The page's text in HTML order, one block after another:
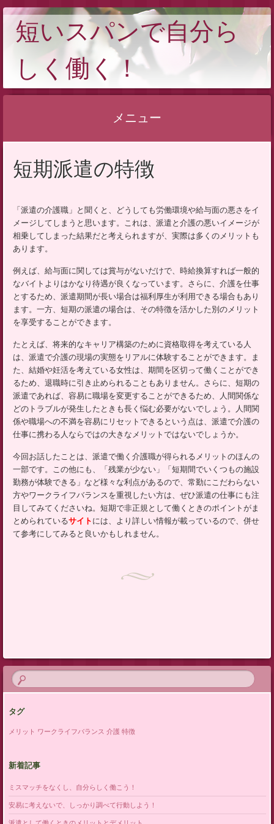
短いスパンで自分ら
しく働く！
メニュー
ン
へ
ス
ッ
プ
短期派遣の特徴
「派遣の介護職」と聞くと、どうしても労働環境や給与面の悪さをイ
メージしてしまうと思います。これは、派遣と介護の悪いイメージが
相乗してしまった結果だと考えられますが、実際は多くのメリットも
あります。
例えば、給与面に関しては賞与がないだけで、時給換算すれば一般的
なバイトよりはかなり待遇が良くなっています。さらに、介護を仕事
とするため、派遣期間が長い場合は福利厚生が利用できる場合もあり
ます。一方、短期の派遣の場合は、その特徴を活かした別のメリット
を享受することができます。
たとえば、将来的なキャリア構築のために資格取得を考えている人
は、派遣で介護の現場の実態をリアルに体験することができます。ま
た、結婚や妊活を考えている女性は、期間を区切って働くことができ
るため、退職時に引き止められることもありません。さらに、短期の
派遣であれば、容易に職場を変更することができるため、人間関係な
どのトラブルが発生したときも長く悩む必要がないでしょう。人間関
係や職場への不満を容易にリセットできるという点は、派遣で介護の
仕事に携わる人ならではの大きなメリットではないでしょうか。
今回お話したことは、派遣で働く介護職が得られるメリットのほんの
一部です。この他にも、「残業が少ない」「短期間でいくつもの施設
勤務が体験できる」など様々な利点があるので、常勤にこだわらない
方やワークライフバランスを重視したい方は、ぜひ派遣の仕事にも注
目してみてくださいね。短期で非正規として働くときのポイントがま
とめられているサイト には、より詳しい情報が載っているので、併せ
て参考にしてみると良いかもしれません。
タグ
メリット ワークライフバランス 介護 特徴
新着記事
ミスマッチをなくし、自分らしく働こう！
安易に考えないで、しっかり調べて行動しよう！